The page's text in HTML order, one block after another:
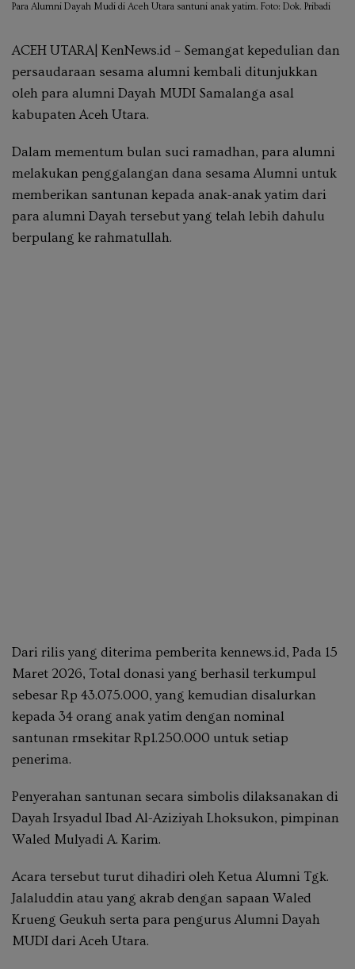
Para Alumni Dayah Mudi di Aceh Utara santuni anak yatim. Foto: Dok. Pribadi
ACEH UTARA| KenNews.id – Semangat kepedulian dan
persaudaraan sesama alumni kembali ditunjukkan
oleh para alumni Dayah MUDI Samalanga asal
kabupaten Aceh Utara.
Dalam mementum bulan suci ramadhan, para alumni
melakukan penggalangan dana sesama Alumni untuk
memberikan santunan kepada anak-anak yatim dari
para alumni Dayah tersebut yang telah lebih dahulu
berpulang ke rahmatullah.
Dari rilis yang diterima pemberita kennews.id, Pada 15
Maret 2026, Total donasi yang berhasil terkumpul
sebesar Rp 43.075.000, yang kemudian disalurkan
kepada 34 orang anak yatim dengan nominal
santunan rmsekitar Rp1.250.000 untuk setiap
penerima.
Penyerahan santunan secara simbolis dilaksanakan di
Dayah Irsyadul Ibad Al-Aziziyah Lhoksukon, pimpinan
Waled Mulyadi A. Karim.
Acara tersebut turut dihadiri oleh Ketua Alumni Tgk.
Jalaluddin atau yang akrab dengan sapaan Waled
Krueng Geukuh serta para pengurus Alumni Dayah
MUDI dari Aceh Utara.